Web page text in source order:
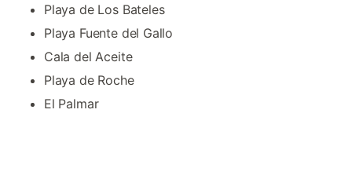
Playa de Los Bateles
Playa Fuente del Gallo
Cala del Aceite
Playa de Roche
El Palmar